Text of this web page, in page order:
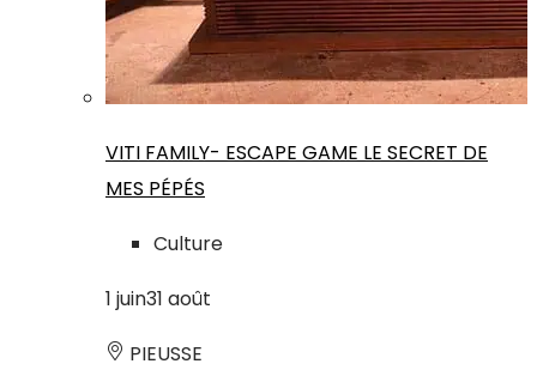
VITI FAMILY- ESCAPE GAME LE SECRET DE
MES PÉPÉS
Culture
1 juin31 août
PIEUSSE